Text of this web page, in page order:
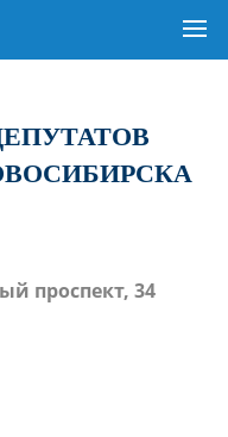
проспект, 34